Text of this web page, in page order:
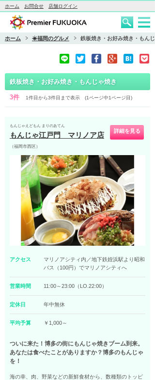
ホーム お問合せ 店舗ログイン
ホーム ☀福岡のグルメ 鉄板焼き・お好み焼き・もんじ
鉄板焼き・お好み焼き・もんじゃ焼き
3件 1件目から3件目まで表示 (1ページ中1ページ目)
もんじゃえどもん まりのあてん
もんじゃ江戸門 マリノア店
（福岡市西区）
詳細を見る
アクセス
マリノアシティ内／地下鉄姪浜駅より昭和
バス（100円）でマリノアシティへ
営業時間 11:00～23:00（LO.22:00）
定休日 年中無休
平均予算 ￥1,000～
ついに来た！博多の街にもんじゃ焼きブーム到来。
あなたは食べたことがありますか？博多のもんじゃ
を！
海の幸、肉、野菜などの新鮮食材から、数種類のトッピ